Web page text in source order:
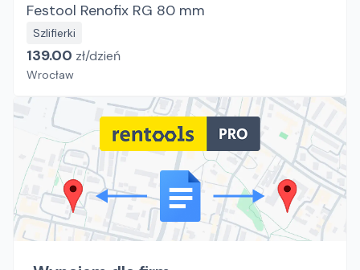
Festool Renofix RG 80 mm
Szlifierki
139.00 zł/dzień
Wrocław